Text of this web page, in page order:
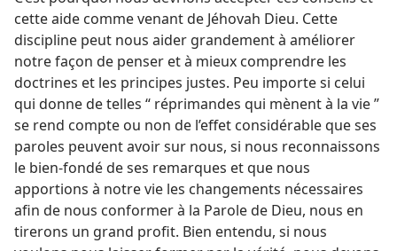
cette aide comme venant de Jéhovah Dieu. Cette
discipline peut nous aider grandement à améliorer
notre façon de penser et à mieux comprendre les
doctrines et les principes justes. Peu importe si celui
qui donne de telles “ réprimandes qui mènent à la vie ”
se rend compte ou non de l’effet considérable que ses
paroles peuvent avoir sur nous, si nous reconnaissons
le bien-fondé de ses remarques et que nous
apportions à notre vie les changements nécessaires
afin de nous conformer à la Parole de Dieu, nous en
tirerons un grand profit. Bien entendu, si nous